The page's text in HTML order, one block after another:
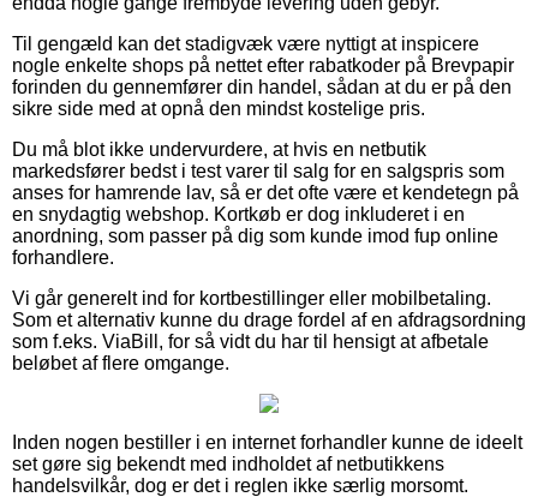
Til gengæld kan det stadigvæk være nyttigt at inspicere
nogle enkelte shops på nettet efter rabatkoder på Brevpapir
forinden du gennemfører din handel, sådan at du er på den
sikre side med at opnå den mindst kostelige pris.
Du må blot ikke undervurdere, at hvis en netbutik
markedsfører bedst i test varer til salg for en salgspris som
anses for hamrende lav, så er det ofte være et kendetegn på
en snydagtig webshop. Kortkøb er dog inkluderet i en
anordning, som passer på dig som kunde imod fup online
forhandlere.
Vi går generelt ind for kortbestillinger eller mobilbetaling.
Som et alternativ kunne du drage fordel af en afdragsordning
som f.eks. ViaBill, for så vidt du har til hensigt at afbetale
beløbet af flere omgange.
Inden nogen bestiller i en internet forhandler kunne de ideelt
set gøre sig bekendt med indholdet af netbutikkens
handelsvilkår, dog er det i reglen ikke særlig morsomt.